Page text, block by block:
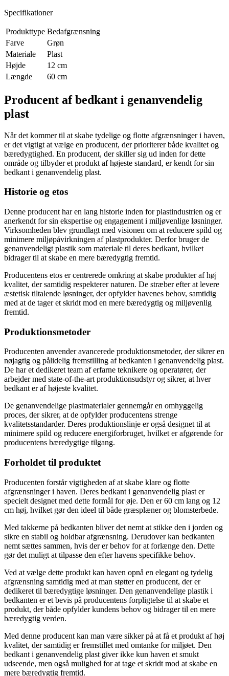
Specifikationer
Produkttype Bedafgrænsning
Farve
Grøn
Materiale
Plast
Højde
12 cm
Længde
60 cm
Producent af bedkant i genanvendelig
plast
Når det kommer til at skabe tydelige og flotte afgrænsninger i haven,
er det vigtigt at vælge en producent, der prioriterer både kvalitet og
bæredygtighed. En producent, der skiller sig ud inden for dette
område og tilbyder et produkt af højeste standard, er kendt for sin
bedkant i genanvendelig plast.
Historie og etos
Denne producent har en lang historie inden for plastindustrien og er
anerkendt for sin ekspertise og engagement i miljøvenlige løsninger.
Virksomheden blev grundlagt med visionen om at reducere spild og
minimere miljøpåvirkningen af plastprodukter. Derfor bruger de
genanvendeligt plastik som materiale til deres bedkant, hvilket
bidrager til at skabe en mere bæredygtig fremtid.
Producentens etos er centrerede omkring at skabe produkter af høj
kvalitet, der samtidig respekterer naturen. De stræber efter at levere
æstetisk tiltalende løsninger, der opfylder havenes behov, samtidig
med at de tager et skridt mod en mere bæredygtig og miljøvenlig
fremtid.
Produktionsmetoder
Producenten anvender avancerede produktionsmetoder, der sikrer en
nøjagtig og pålidelig fremstilling af bedkanten i genanvendelig plast.
De har et dedikeret team af erfarne teknikere og operatører, der
arbejder med state-of-the-art produktionsudstyr og sikrer, at hver
bedkant er af højeste kvalitet.
De genanvendelige plastmaterialer gennemgår en omhyggelig
proces, der sikrer, at de opfylder producentens strenge
kvalitetsstandarder. Deres produktionslinje er også designet til at
minimere spild og reducere energiforbruget, hvilket er afgørende for
producentens bæredygtige tilgang.
Forholdet til produktet
Producenten forstår vigtigheden af at skabe klare og flotte
afgrænsninger i haven. Deres bedkant i genanvendelig plast er
specielt designet med dette formål for øje. Den er 60 cm lang og 12
cm høj, hvilket gør den ideel til både græsplæner og blomsterbede.
Med takkerne på bedkanten bliver det nemt at stikke den i jorden og
sikre en stabil og holdbar afgrænsning. Derudover kan bedkanten
nemt sættes sammen, hvis der er behov for at forlænge den. Dette
gør det muligt at tilpasse den efter havens specifikke behov.
Ved at vælge dette produkt kan haven opnå en elegant og tydelig
afgrænsning samtidig med at man støtter en producent, der er
dedikeret til bæredygtige løsninger. Den genanvendelige plastik i
bedkanten er et bevis på producentens forpligtelse til at skabe et
produkt, der både opfylder kundens behov og bidrager til en mere
bæredygtig verden.
Med denne producent kan man være sikker på at få et produkt af høj
kvalitet, der samtidig er fremstillet med omtanke for miljøet. Den
bedkant i genanvendelig plast giver ikke kun haven et smukt
udseende, men også mulighed for at tage et skridt mod at skabe en
mere bæredygtig fremtid.